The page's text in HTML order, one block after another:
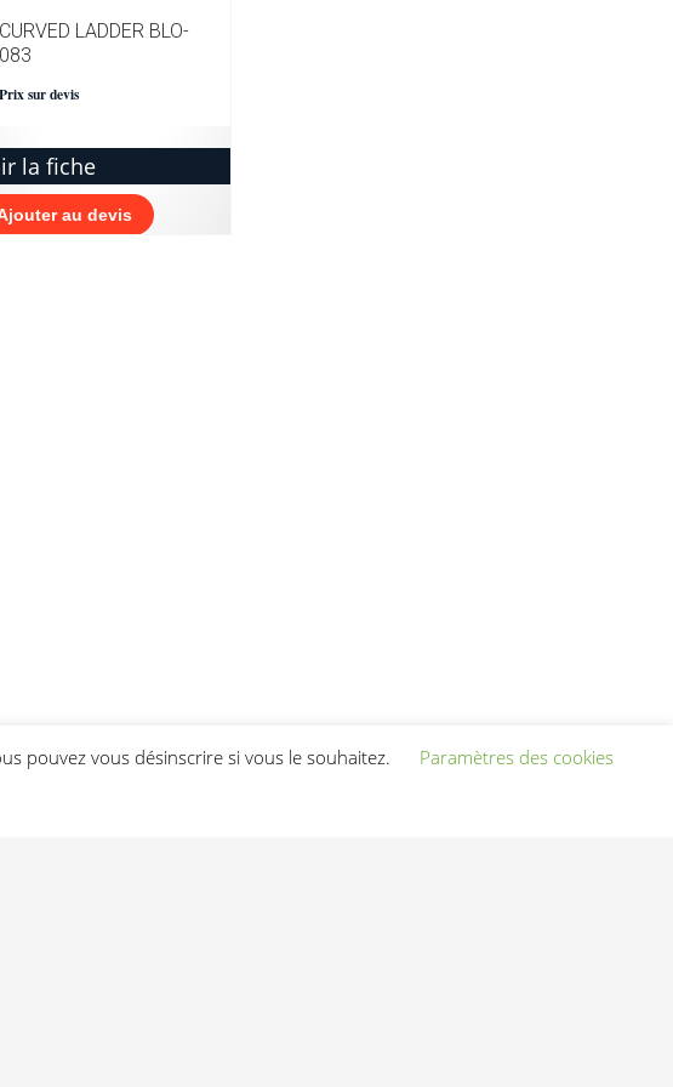
CURVED LADDER BLO-
083
Prix sur devis
la fiche
au devis
pouvez vous désinscrire si vous le souhaitez. Paramètres des cookies